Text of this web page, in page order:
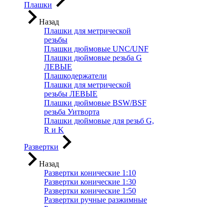
Плашки
Назад
Плашки для метрической
резьбы
Плашки дюймовые UNC/UNF
Плашки дюймовые резьба G
ЛЕВЫЕ
Плашкодержатели
Плашки для метрической
резьбы ЛЕВЫЕ
Плашки дюймовые BSW/BSF
резьба Уитворта
Плашки дюймовые для резьб G,
R и K
Развертки
Назад
Развертки конические 1:10
Развертки конические 1:30
Развертки конические 1:50
Развертки ручные разжимные